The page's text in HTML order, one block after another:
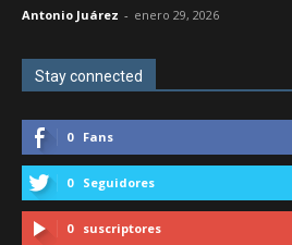
Antonio Juárez - enero 29, 2026
Stay connected
0 Fans
0 Seguidores
0 suscriptores